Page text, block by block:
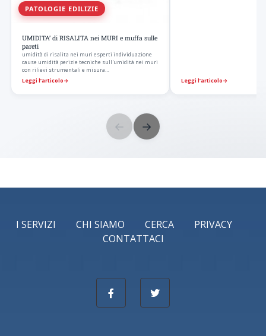
PATOLOGIE EDILIZIE
UMIDITA’ di RISALITA nei MURI e muffa sulle
pareti
umidità di risalita nei muri esperti individuazione
cause umidità perizie tecniche sull'umidità nei muri
con rilievi strumentali e misura…
Leggi l’articolo→ Leggi l’articolo→
← →
I SERVIZI CHI SIAMO CERCA
PRIVACY
CONTATTACI